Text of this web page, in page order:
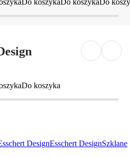
Do koszykaDo koszykaDo
Do koszyka
DesignEsschert DesignSzklane